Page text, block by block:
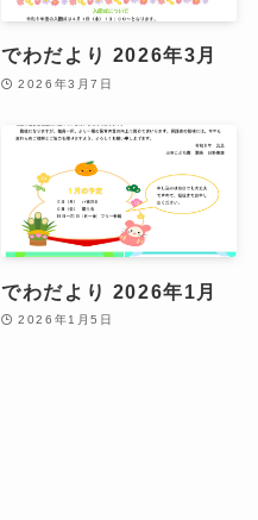
でわだより 2026年3月
2026年3月7日
でわだより 2026年1月
2026年1月5日